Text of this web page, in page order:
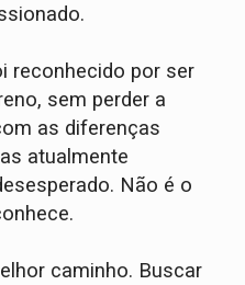
reconhecido por ser
sem perder a
as diferenças
atualmente
Não é o
caminho. Buscar